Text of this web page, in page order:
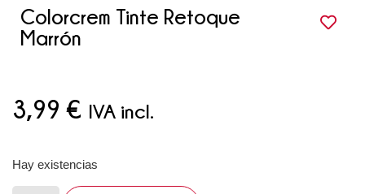
Colorcrem Tinte Retoque
Marrón
3,99€ IVA incl.
Hay existencias